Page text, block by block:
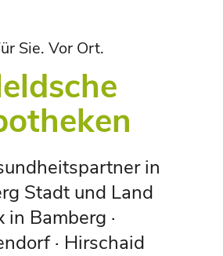
Sie. Vor Ort.
in
Stadt und Land
in Bamberg ·
· Hirschaid